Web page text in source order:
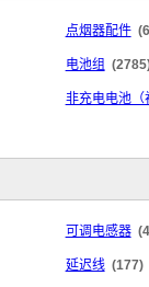
点烟器配件
电池组
非充电电池（
可调电感器
延迟线 (177)